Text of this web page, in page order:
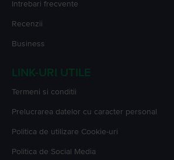
Intrebari frecvente
Recenzii
Business
LINK-URI UTILE
Termeni si conditii
Prelucrarea datelor cu caracter personal
Politica de utilizare Cookie-uri
Politica de Social Media